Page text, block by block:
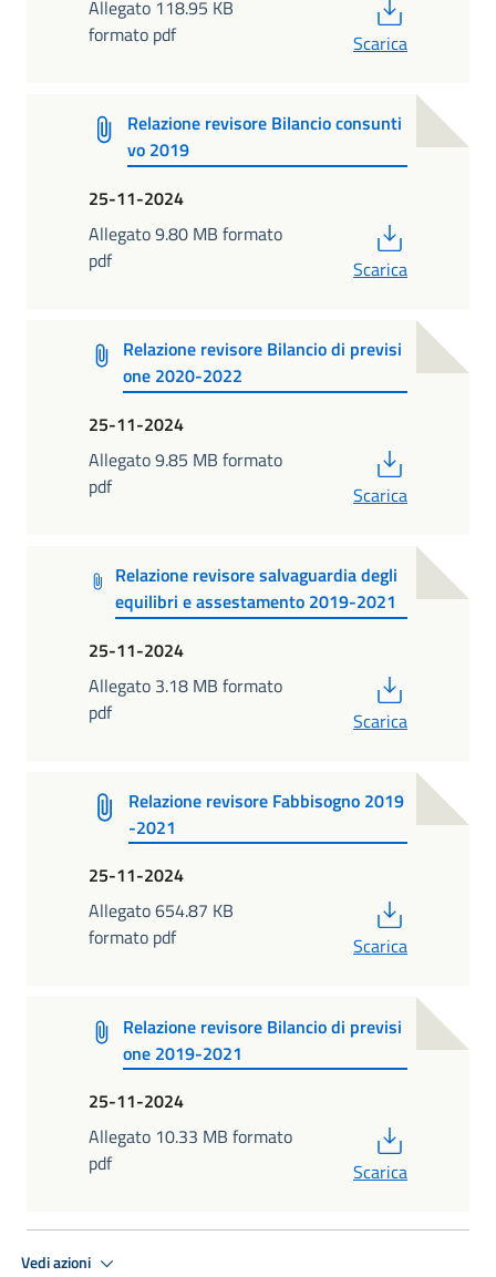
Allegato 118.95 KB
formato pdf
Scarica
Relazione revisore Bilancio consunti
vo 2019
25-11-2024
Allegato 9.80 MB formato
pdf
Scarica
Relazione revisore Bilancio di previsi
one 2020-2022
25-11-2024
Allegato 9.85 MB formato
pdf
Scarica
Relazione revisore salvaguardia degli
equilibri e assestamento 2019-2021
25-11-2024
Allegato 3.18 MB formato
pdf
Scarica
Relazione revisore Fabbisogno 2019
-2021
25-11-2024
Allegato 654.87 KB
formato pdf
Scarica
Relazione revisore Bilancio di previsi
one 2019-2021
25-11-2024
Allegato 10.33 MB formato
pdf
Scarica
Vedi azioni